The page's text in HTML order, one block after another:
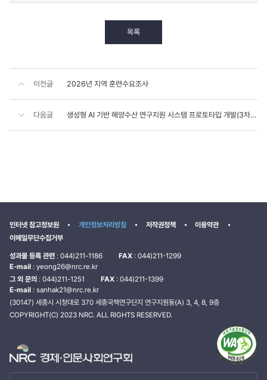
목록
이전글 2026년 지역 훈련수요조사
다음글 생성형 AI 기반 해양수산 연구지원 시스템 프로토타입 개발(3차 년도)
인터넷 참고정보원 개인정보처리방침 저작권정책
이용약관
이메일무단수집거부
성과물 등록 관련 : 044)211-1186 FAX : 044)211-1299
E-mail : yeong26@nrc.re.kr
그 외 문의 : 044)211-1251 FAX : 044)211-1399
E-mail : sanhak21@nrc.re.kr
(30147) 세종시 시청대로 370 세종국책연구단지 연구지원동(A) 3, 4, 8, 9층
COPYRIGHT(C) 2023 NRC. ALL RIGHTS RESERVED.